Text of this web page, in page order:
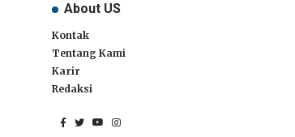
About US
Kontak
Tentang Kami
Karir
Redaksi